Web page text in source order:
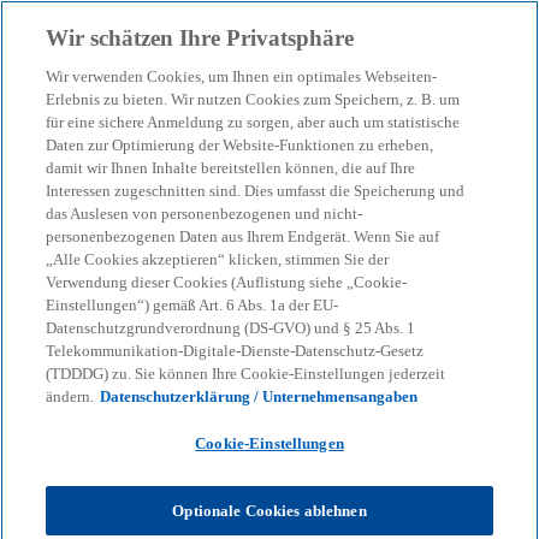
menu search
Alexander Geschonneck
Wir schätzen Ihre Privatsphäre
Wir verwenden Cookies, um Ihnen ein optimales Webseiten-
Erlebnis zu bieten. Wir nutzen Cookies zum Speichern, z. B. um
für eine sichere Anmeldung zu sorgen, aber auch um statistische
Daten zur Optimierung der Website-Funktionen zu erheben,
damit wir Ihnen Inhalte bereitstellen können, die auf Ihre
Interessen zugeschnitten sind. Dies umfasst die Speicherung und
das Auslesen von personenbezogenen und nicht-
personenbezogenen Daten aus Ihrem Endgerät. Wenn Sie auf
„Alle Cookies akzeptieren“ klicken, stimmen Sie der
Verwendung dieser Cookies (Auflistung siehe „Cookie-
Einstellungen“) gemäß Art. 6 Abs. 1a der EU-
Datenschutzgrundverordnung (DS-GVO) und § 25 Abs. 1
Telekommunikation-Digitale-Dienste-Datenschutz-Gesetz
(TDDDG) zu. Sie können Ihre Cookie-Einstellungen jederzeit
ändern. Datenschutzerklärung / Unternehmensangaben
Cookie-Einstellungen
Optionale Cookies ablehnen